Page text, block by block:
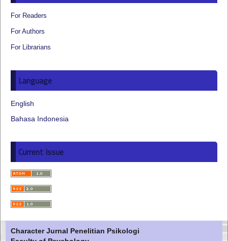
For Readers
For Authors
For Librarians
Language
English
Bahasa Indonesia
Current Issue
Character Jurnal Penelitian Psikologi